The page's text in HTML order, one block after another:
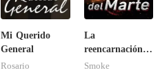
Mi Querido
General
Rosario
La
reencarnación
del Marte
Smoke